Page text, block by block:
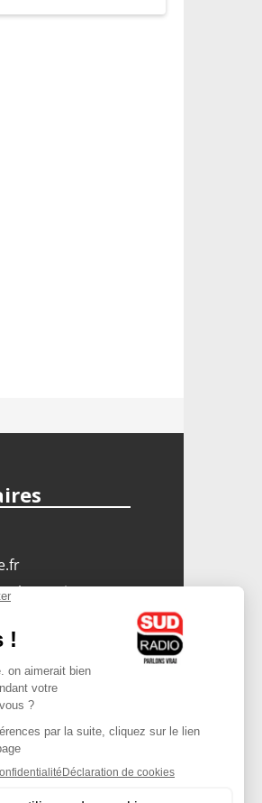
lyonnais.com
Iphone
l'application